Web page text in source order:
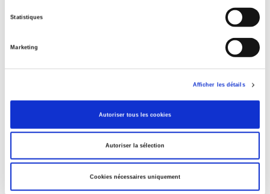
Statistiques
Marketing
Afficher les détails
Autoriser tous les cookies
Autoriser la sélection
Cookies nécessaires uniquement
Les Champs de mars 36
Droit de la défense, état des lieux et perspectives